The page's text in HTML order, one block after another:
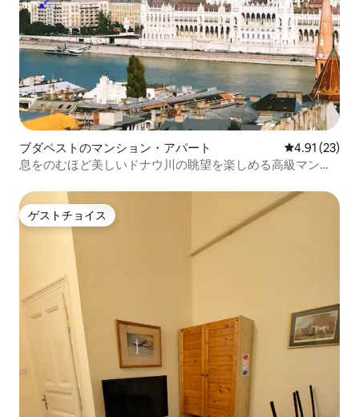
ブダペストのマンション・アパート レビュー23
4.91 (23)
息をのむほど美しいドナウ川の眺望を楽しめる高級マンシ
ゲストチョイス
ゲストチョイス